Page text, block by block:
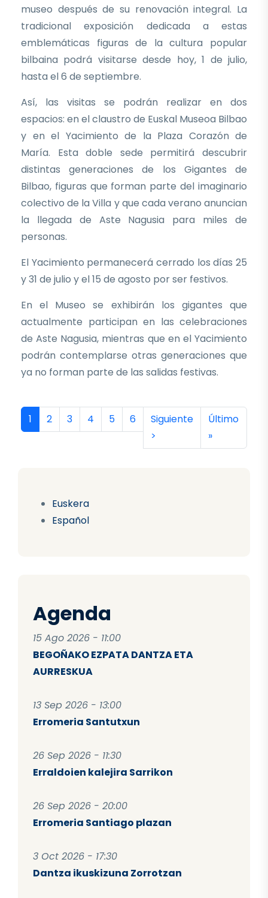
Euskera
Español
Agenda
15 Ago 2026 - 11:00
BEGOÑAKO EZPATA DANTZA ETA
AURRESKUA
13 Sep 2026 - 13:00
Erromeria Santutxun
26 Sep 2026 - 11:30
Erraldoien kalejira Sarrikon
26 Sep 2026 - 20:00
Erromeria Santiago plazan
3 Oct 2026 - 17:30
Dantza ikuskizuna Zorrotzan
museo después de su renovación integral. La
tradicional exposición dedicada a estas
emblemáticas figuras de la cultura popular
bilbaina podrá visitarse desde hoy, 1 de julio,
hasta el 6 de septiembre.
Así, las visitas se podrán realizar en dos
espacios: en el claustro de Euskal Museoa Bilbao
y en el Yacimiento de la Plaza Corazón de
María. Esta doble sede permitirá descubrir
distintas generaciones de los Gigantes de
Bilbao, figuras que forman parte del imaginario
colectivo de la Villa y que cada verano anuncian
la llegada de Aste Nagusia para miles de
personas.
El Yacimiento permanecerá cerrado los días 25
y 31 de julio y el 15 de agosto por ser festivos.
En el Museo se exhibirán los gigantes que
actualmente participan en las celebraciones
de Aste Nagusia, mientras que en el Yacimiento
podrán contemplarse otras generaciones que
ya no forman parte de las salidas festivas.
Paginación
Página actual
1 Página
2 Página
3 Página
4 Página
5 Página
6 Siguiente página
Siguiente
>
Última
Último
»